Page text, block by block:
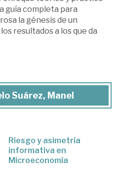
guía completa para
la génesis de un
resultados a los que da
Suárez, Manel
Riesgo y asimetría
informativa en
Microeconomía